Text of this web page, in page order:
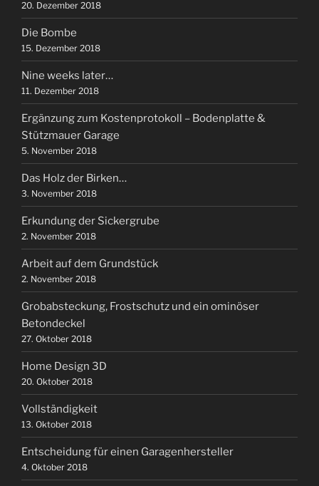
20. Dezember 2018
Die Bombe
15. Dezember 2018
Nine weeks later…
11. Dezember 2018
Ergänzung zum Kostenprotokoll – Bodenplatte &
Stützmauer Garage
5. November 2018
Das Holz der Birken…
3. November 2018
Erkundung der Sickergrube
2. November 2018
Arbeit auf dem Grundstück
2. November 2018
Grobabsteckung, Frostschutz und ein ominöser
Betondeckel
27. Oktober 2018
Home Design 3D
20. Oktober 2018
Vollständigkeit
13. Oktober 2018
Entscheidung für einen Garagenhersteller
4. Oktober 2018